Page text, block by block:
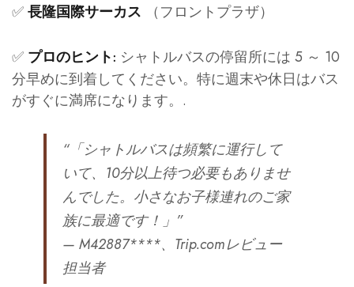
✅ 長隆国際サーカス （フロントプラザ）
✅ プロのヒント: シャトルバスの停留所には 5 ～ 10
分早めに到着してください。特に週末や休日はバス
がすぐに満席になります。.
“「シャトルバスは頻繁に運行して
いて、10分以上待つ必要もありませ
んでした。小さなお子様連れのご家
族に最適です！」”
— M42887****、Trip.comレビュー
担当者